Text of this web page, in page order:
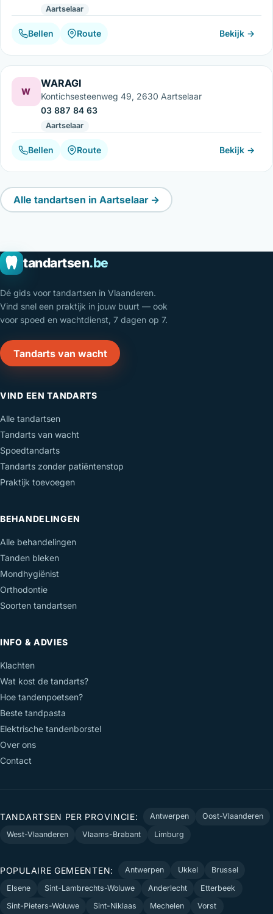
Aartselaar
Bellen Route Bekijk →
W
WARAGI
Kontichsesteenweg 49, 2630 Aartselaar
03 887 84 63
Aartselaar
Bellen Route Bekijk →
Alle tandartsen in Aartselaar →
tandartsen.be
Dé gids voor tandartsen in Vlaanderen.
Vind snel een praktijk in jouw buurt — ook
voor spoed en wachtdienst, 7 dagen op 7.
Tandarts van wacht
VIND EEN TANDARTS
Alle tandartsen
Tandarts van wacht
Spoedtandarts
Tandarts zonder patiëntenstop
Praktijk toevoegen
BEHANDELINGEN
Alle behandelingen
Tanden bleken
Mondhygiënist
Orthodontie
Soorten tandartsen
INFO & ADVIES
Klachten
Wat kost de tandarts?
Hoe tandenpoetsen?
Beste tandpasta
Elektrische tandenborstel
Over ons
Contact
TANDARTSEN PER PROVINCIE: Antwerpen
Oost-Vlaanderen
West-Vlaanderen
Vlaams-Brabant Limburg
POPULAIRE GEMEENTEN: Antwerpen Ukkel
Brussel
Elsene
Sint-Lambrechts-Woluwe Anderlecht
Etterbeek
Sint-Pieters-Woluwe
Sint-Niklaas Mechelen Vorst